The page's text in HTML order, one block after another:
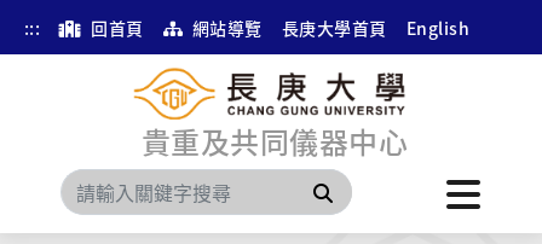
::: 回首頁 網站導覽 長庚大學首頁 English
貴重及共同儀器中心
搜尋